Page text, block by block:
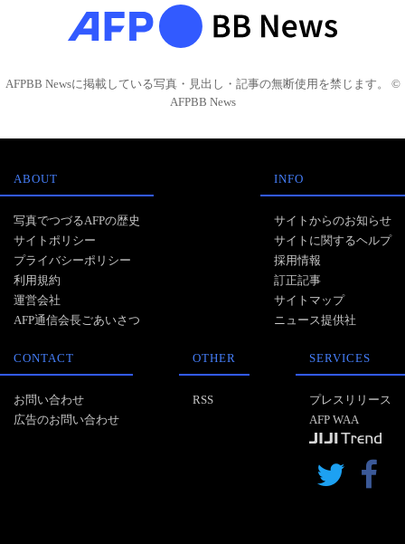
AFPBB Newsに掲載している写真・見出し・記事の無断使用を禁じます。 ©
AFPBB News
ABOUT
写真でつづるAFPの歴史
サイトポリシー
プライバシーポリシー
利用規約
運営会社
AFP通信会長ごあいさつ
INFO
サイトからのお知らせ
サイトに関するヘルプ
採用情報
訂正記事
サイトマップ
ニュース提供社
CONTACT
お問い合わせ
広告のお問い合わせ
OTHER
RSS
SERVICES
プレスリリース
AFP WAA